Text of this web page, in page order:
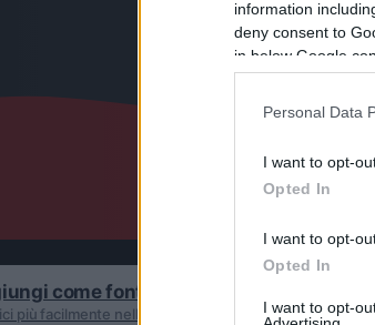
information
deny consent to
in below Google
Personal Data
I want to opt-
Opted In
I want to opt-
Opted In
I want to opt-
come fonte preferita su Google
più facilmente nelle notizie consigliate